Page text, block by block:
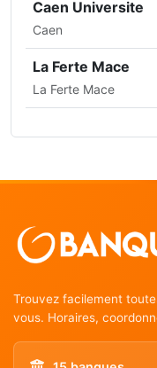
Caen Universite
Caen
La Ferte Mace
La Ferte Mace
Trouvez facilement
vous. Horaires,